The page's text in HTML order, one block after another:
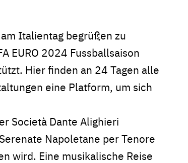
Italientag begrüßen zu
EURO 2024 Fussballsaison
Hier finden an 24 Tagen alle
eine Platform, um sich
Società Dante Alighieri
Napoletane per Tenore
wird. Eine musikalische Reise